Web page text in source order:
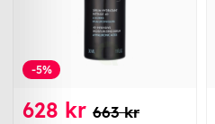
-5%
628 kr 663 kr